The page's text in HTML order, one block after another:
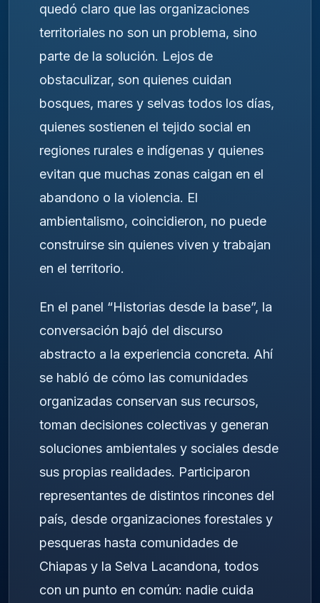
quedó claro que las organizaciones
territoriales no son un problema, sino
parte de la solución. Lejos de
obstaculizar, son quienes cuidan
bosques, mares y selvas todos los días,
quienes sostienen el tejido social en
regiones rurales e indígenas y quienes
evitan que muchas zonas caigan en el
abandono o la violencia. El
ambientalismo, coincidieron, no puede
construirse sin quienes viven y trabajan
en el territorio.
En el panel “Historias desde la base”, la
conversación bajó del discurso
abstracto a la experiencia concreta. Ahí
se habló de cómo las comunidades
organizadas conservan sus recursos,
toman decisiones colectivas y generan
soluciones ambientales y sociales desde
sus propias realidades. Participaron
representantes de distintos rincones del
país, desde organizaciones forestales y
pesqueras hasta comunidades de
Chiapas y la Selva Lacandona, todos
con un punto en común: nadie cuida